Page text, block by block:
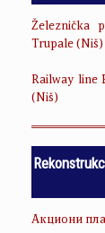
Železnička
Trupale (Niš)
Railway line
(Niš)
Акциони